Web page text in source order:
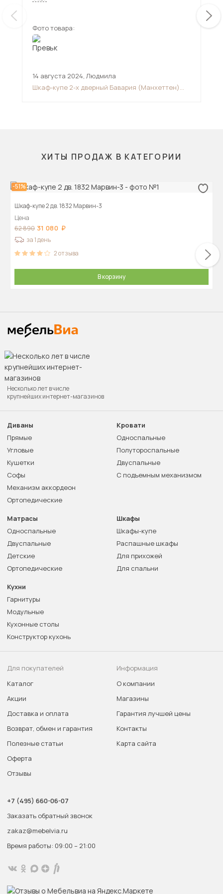
дверях дают реальное изображение без
Фото товара:
14 августа 2024, Людмила
Шкаф-купе 2-х дверный Бавария (Манхеттен)
ХИТЫ ПРОДАЖ В КАТЕГОРИИ
-51%
Шкаф-купе 2 дв. 1832 Марвин-3
Цена
62 890 31 080
за 1 день
2отзыва
В корзину
Несколько лет в числе
крупнейших интернет-магазинов
Диваны
Прямые
Угловые
Кушетки
Софы
Механизм аккордеон
Ортопедические
Кровати
Односпальные
Полутороспальные
Двуспальные
С подъемным механизмом
Матрасы
Односпальные
Двуспальные
Детские
Ортопедические
Шкафы
Шкафы-купе
Распашные шкафы
Для прихожей
Для спальни
Кухни
Гарнитуры
Модульные
Кухонные столы
Конструктор кухонь
Для покупателей
Каталог
Акции
Доставка и оплата
Возврат, обмен и гарантия
Полезные статьи
Оферта
Отзывы
Информация
О компании
Магазины
Гарантия лучшей цены
Контакты
Карта сайта
+7 (495) 660-06-07
Заказать обратный звонок
zakaz@mebelvia.ru
Время работы: 09:00 – 21:00